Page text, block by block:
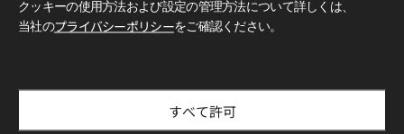
クッキーの使用方法および設定の管理方法について詳しくは、
当社のプライバシーポリシーをご確認ください。
すべて許可